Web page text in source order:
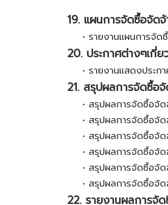
19. แผนการจัดซื้อจัด
• รายงานแผนการจั
20. ประกาศต่างๆเกี่
• รายงานแสดงประก
21. สรุปผลการจัดซื้อ
• สรุปผลการจัดซื้อจั
• สรุปผลการจัดซื้อจั
• สรุปผลการจัดซื้อจั
• สรุปผลการจัดซื้อจั
• สรุปผลการจัดซื้อจั
• สรุปผลการจัดซื้อจั
22. รายงานผลการจั